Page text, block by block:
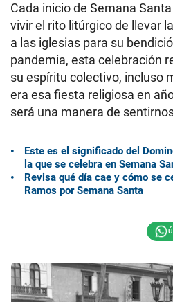
Cada inicio de Semana
vivir el rito litúrgico de llevar
a las iglesias para su
pandemia, esta celebración
su espíritu colectivo, incluso
era esa fiesta religiosa en
será una manera de
Este es el significado del
la que se celebra en Semana
Revisa qué día cae y cómo se
Ramos por Semana Santa